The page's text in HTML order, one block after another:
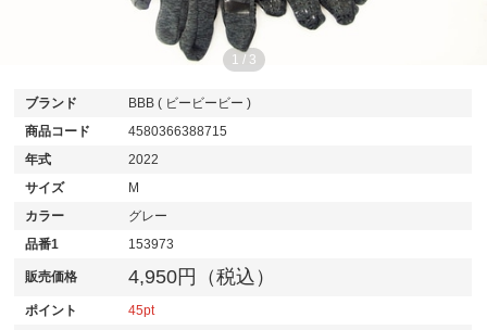
1 / 3
ブランド
BBB ( ビービービー )
商品コード
4580366388715
年式
2022
サイズ
M
カラー
グレー
品番1
153973
販売価格 4,950円（税込）
ポイント 45